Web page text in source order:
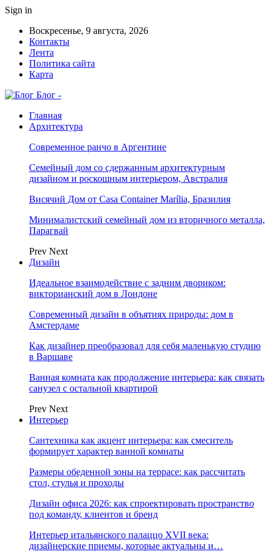
Sign in
Воскресенье, 9 августа, 2026
Контакты
Лента
Политика сайта
Карта
Блог -
Главная
Архитектура
Современное ранчо в Аргентине
Семейный дом со сдержанным архитектурным
дизайном и роскошным интерьером, Австралия
Висячий Дом от Casa Container Marília, Бразилия
Минималистский семейный дом из вторичного металла,
Парагвай
Prev Next
Дизайн
Идеальное взаимодействие с задним двориком:
викторианский дом в Лондоне
Современный дизайн в объятиях природы: дом в
Амстердаме
Как дизайнер преобразовал для себя маленькую студию
в Варшаве
Ванная комната как продолжение интерьера: как связать
санузел с остальной квартирой
Prev Next
Интерьер
Сантехника как акцент интерьера: как смеситель
формирует характер ванной комнаты
Размеры обеденной зоны на террасе: как рассчитать
стол, стулья и проходы
Дизайн офиса 2026: как спроектировать пространство
под команду, клиентов и бренд
Интерьер итальянского палаццо XVII века:
дизайнерские приемы, которые актуальны и…